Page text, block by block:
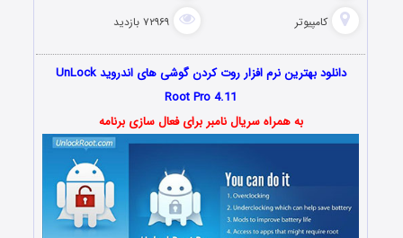
کامپیوتر ۷۲۹۶۹ بازدید
دانلود بهترین نرم افزار روت کردن گوشی های اندروید UnLock
Root Pro 4.11
به همراه سریال نامبر برای فعال سازی برنامه